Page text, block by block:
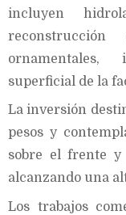
incluyen
ornamentales,
superficial de la
La inversión
pesos y
sobre el frente y
alcanzando una
Los trabajos